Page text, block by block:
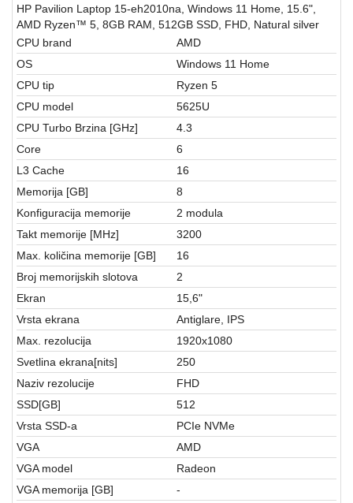
Kućni
Software
Sve
kategorije
HP Pavilion Laptop 15-eh2010na, Windows 11 Home, 15.6",
AMD Ryzen™ 5, 8GB RAM, 512GB SSD, FHD, Natural silver
CPU brand
AMD
OS
Windows 11 Home
CPU tip
Ryzen 5
CPU model
5625U
CPU Turbo Brzina [GHz]
4.3
Core
6
L3 Cache
16
Memorija [GB]
8
Konfiguracija memorije
2 modula
Takt memorije [MHz]
3200
Max. količina memorije [GB]
16
Broj memorijskih slotova
2
Ekran
15,6"
Vrsta ekrana
Antiglare, IPS
Max. rezolucija
1920x1080
Svetlina ekrana[nits]
250
Naziv rezolucije
FHD
SSD[GB]
512
Vrsta SSD-a
PCIe NVMe
VGA
AMD
VGA model
Radeon
VGA memorija [GB]
-